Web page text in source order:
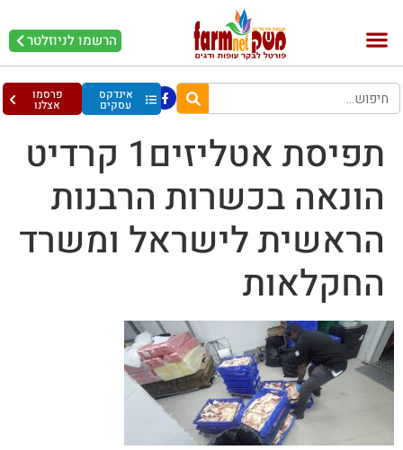
הרשמו לניוזלטר
אינדקס
עסקים
פרסמו
אצלנו
תפיסת אטליזים1 קרדיט
הונאה בכשרות הרבנות
הראשית לישראל ומשרד
החקלאות